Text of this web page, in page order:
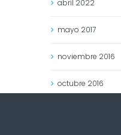
abril 2022
mayo 2017
noviembre 2016
octubre 2016